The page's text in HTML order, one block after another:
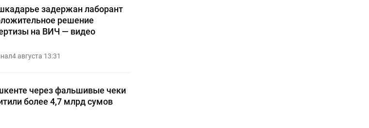
задержан лаборант
решение
на ВИЧ — видео
4 августа 13:31
через фальшивые чеки
более 4,7 млрд сумов